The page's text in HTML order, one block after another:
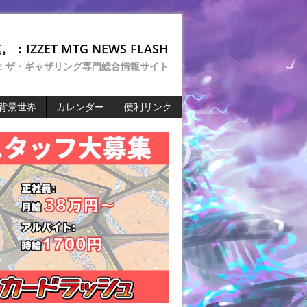
：IZZET MTG NEWS FLASH
ザ・ギャザリング専門総合情報サイト
景世界 カレンダー 便利リンク